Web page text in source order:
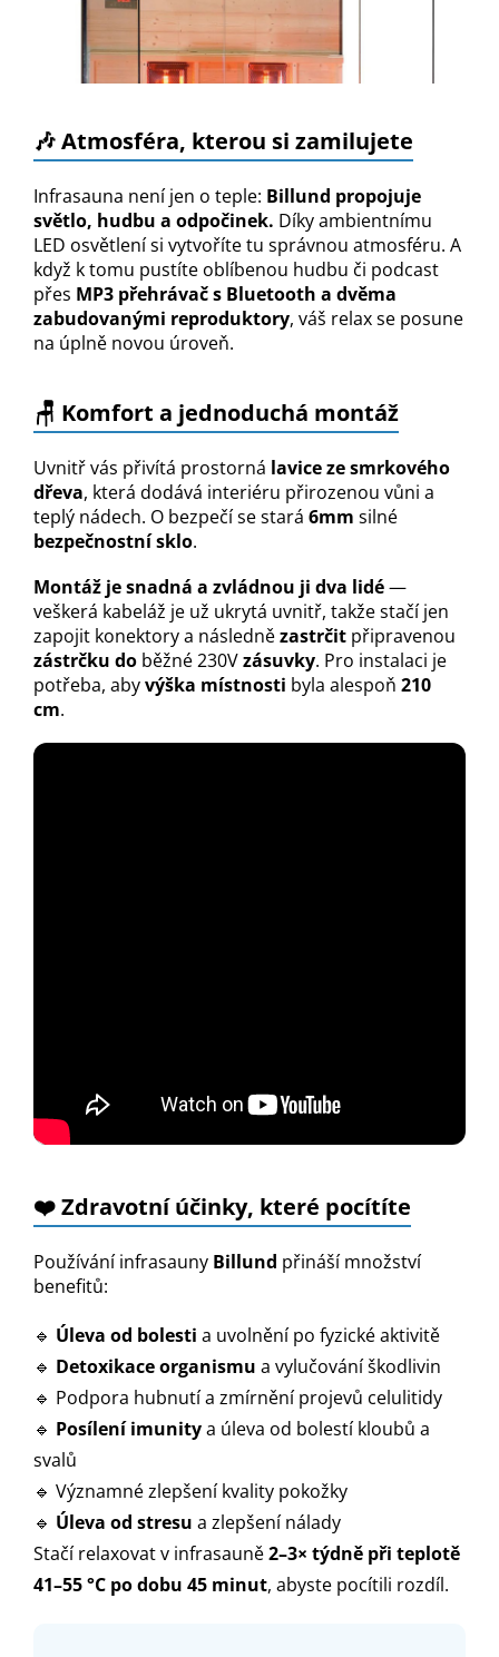
🎶 Atmosféra, kterou si zamilujete
Infrasauna není jen o teple: Billund propojuje
světlo, hudbu a odpočinek. Díky ambientnímu
LED osvětlení si vytvoříte tu správnou atmosféru. A
když k tomu pustíte oblíbenou hudbu či podcast
přes MP3 přehrávač s Bluetooth a dvěma
zabudovanými reproduktory, váš relax se posune
na úplně novou úroveň.
🪑 Komfort a jednoduchá montáž
Uvnitř vás přivítá prostorná lavice ze smrkového
dřeva, která dodává interiéru přirozenou vůni a
teplý nádech. O bezpečí se stará 6mm silné
bezpečnostní sklo.
Montáž je snadná a zvládnou ji dva lidé—
veškerá kabeláž je už ukrytá uvnitř, takže stačí jen
zapojit konektory a následnězastrčit připravenou
zástrčku do běžné 230Vzásuvky. Pro instalaci je
potřeba, abyvýška místnosti byla alespoň 210
cm.
❤️ Zdravotní účinky, které pocítíte
Používání infrasauny Billund přináší množství
benefitů:
🔹 Úleva od bolesti a uvolnění po fyzické aktivitě
🔹 Detoxikace organismu a vylučování škodlivin
🔹 Podpora hubnutía zmírnění projevů celulitidy
🔹 Posílení imunitya úleva od bolestí kloubů a
svalů
🔹 Významné zlepšení kvality pokožky
🔹 Úleva od stresu a zlepšení nálady
Stačí relaxovat v infrasauně2–3× týdně při teplotě
41–55 °C po dobu 45 minut, abyste pocítili rozdíl.